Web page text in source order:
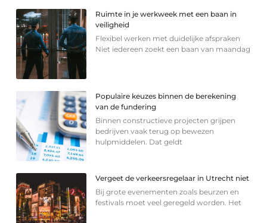
Ruimte in je werkweek met een baan in
veiligheid
Flexibel werken met duidelijke afspraken
Niet iedereen zoekt een baan van maandag
Populaire keuzes binnen de berekening
van de fundering
Binnen constructieve projecten grijpen
bedrijven vaak terug op bewezen
hulpmiddelen. Dat geldt
Vergeet de verkeersregelaar in Utrecht niet
Bij grote evenementen zoals beurzen en
festivals moet veel geregeld worden. Het